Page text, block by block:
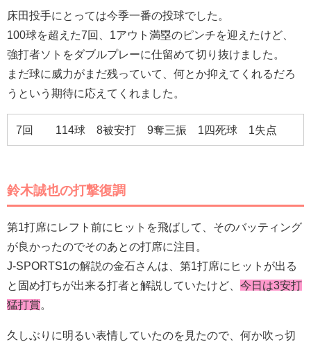
床田投手にとっては今季一番の投球でした。
100球を超えた7回、1アウト満塁のピンチを迎えたけど、
強打者ソトをダブルプレーに仕留めて切り抜けました。
まだ球に威力がまだ残っていて、何とか抑えてくれるだろ
うという期待に応えてくれました。
7回 114球 8被安打 9奪三振 1四死球 1失点
鈴木誠也の打撃復調
第1打席にレフト前にヒットを飛ばして、そのバッティング
が良かったのでそのあとの打席に注目。
J-SPORTS1の解説の金石さんは、第1打席にヒットが出る
と固め打ちが出来る打者と解説していたけど、 今日は3安打
猛打賞
久しぶりに明るい表情していたのを見たので、何か吹っ切